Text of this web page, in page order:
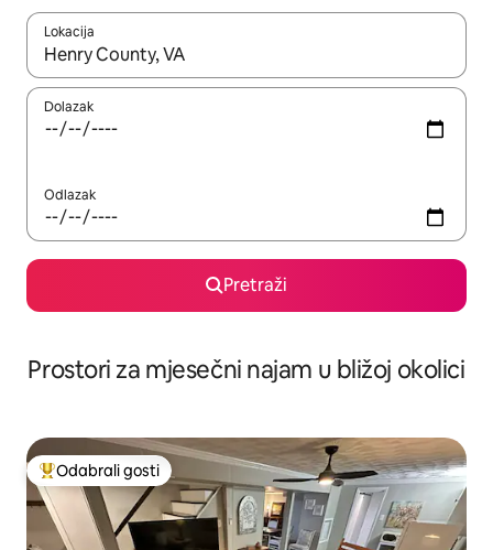
Lokacija
Kada budu dostupni rezultati, moći ćete ih pregledati
Dolazak
Odlazak
Pretraži
Prostori za mjesečni najam u bližoj okolici
Među najviše rangiranima s oznakom „Odabrali gosti”
Odabrali gosti